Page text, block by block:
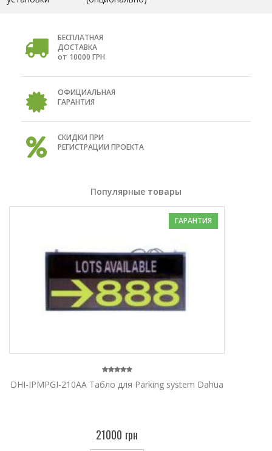
БЕСПЛАТНАЯ
ДОСТАВКА
от 10000 ГРН
ОФИЦИАЛЬНАЯ
ГАРАНТИЯ
СКИДКИ ПРИ
РЕГИСТРАЦИИ ПРОЕКТА
Популярные товары
ГАРАНТИЯ
DHI-IPMPGI-210AA Tабло для Parking system Dahua
21000 грн